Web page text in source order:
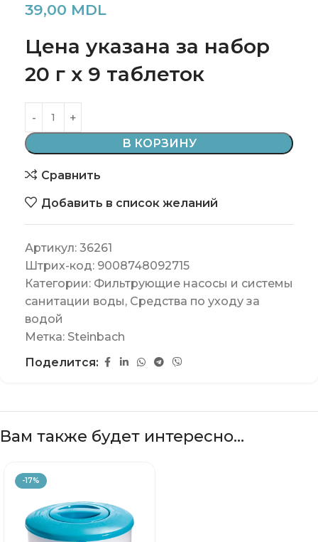
39,00 MDL
Цена указана за набор
20 г x 9 таблеток
В КОРЗИНУ
Сравнить
Добавить в список желаний
Артикул: 36261
Штрих-код: 9008748092715
Категории: Фильтрующие насосы и системы
санитации воды, Средства по уходу за
водой
Метка: Steinbach
Поделится:
Вам также будет интересно…
-17%